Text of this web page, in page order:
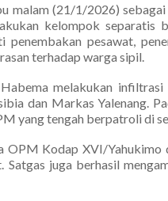
malam (21/1/2026)
kelompok separatis
pesawat,
terhadap warga sipil.
melakukan
dan Markas Yalenang.
yang tengah berpatroli di
Kodap XVI/Yahukimo
juga berhasil